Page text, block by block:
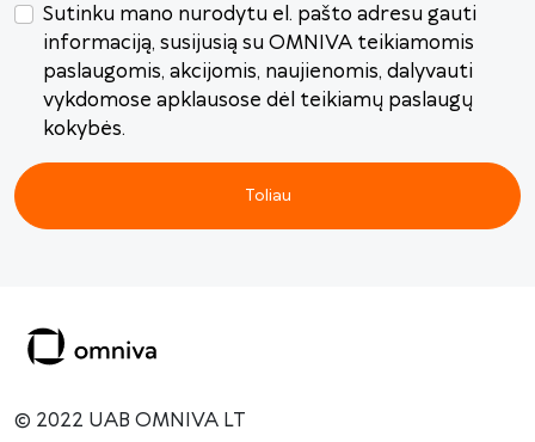
Sutinku mano nurodytu el. pašto adresu gauti
informaciją, susijusią su OMNIVA teikiamomis
paslaugomis, akcijomis, naujienomis, dalyvauti
vykdomose apklausose dėl teikiamų paslaugų
kokybės.
Toliau
© 2022 UAB OMNIVA LT